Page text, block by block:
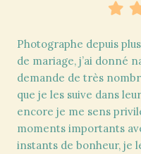
Photographe depuis
de mariage, j’ai donné
demande de très
que je les suive dans
encore je me sens
moments importants
instants de bonheur, je